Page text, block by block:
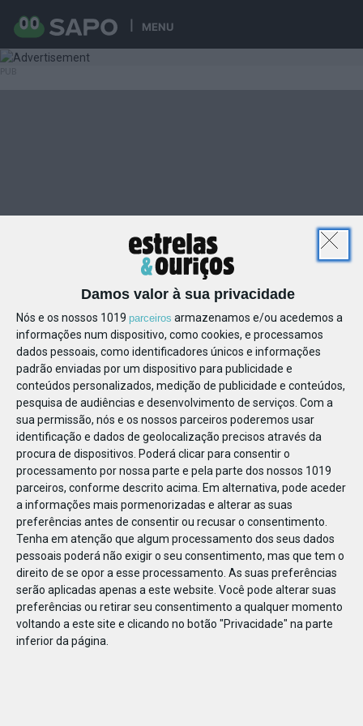
MENU
Damos valor à sua privacidade
Nós e os nossos 1019 parceiros armazenamos e/ou acedemos a
informações num dispositivo, como cookies, e processamos
dados pessoais, como identificadores únicos e informações
padrão enviadas por um dispositivo para publicidade e
conteúdos personalizados, medição de publicidade e conteúdos,
pesquisa de audiências e desenvolvimento de serviços. Com a
sua permissão, nós e os nossos parceiros poderemos usar
identificação e dados de geolocalização precisos através da
procura de dispositivos. Poderá clicar para consentir o
processamento por nossa parte e pela parte dos nossos 1019
parceiros, conforme descrito acima. Em alternativa, pode aceder
a informações mais pormenorizadas e alterar as suas
preferências antes de consentir ou recusar o consentimento.
Tenha em atenção que algum processamento dos seus dados
pessoais poderá não exigir o seu consentimento, mas que tem o
direito de se opor a esse processamento. As suas preferências
serão aplicadas apenas a este website. Você pode alterar suas
preferências ou retirar seu consentimento a qualquer momento
voltando a este site e clicando no botão "Privacidade" na parte
inferior da página.
119523491255360